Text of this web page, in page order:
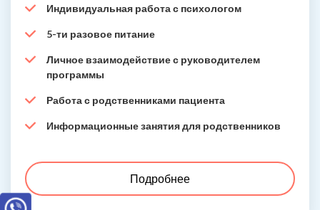
Индивидуальная работа с психологом
5-ти разовое питание
Личное взаимодействие с руководителем
программы
Работа с родственниками пациента
Информационные занятия для родственников
Подробнее